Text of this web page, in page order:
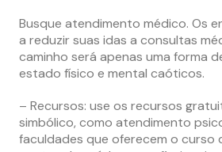
Busque atendimento médico. Os
a reduzir suas idas a consultas
caminho será apenas uma forma
estado físico e mental caóticos.
– Recursos: use os recursos
simbólico, como atendimento
faculdades que oferecem o curso